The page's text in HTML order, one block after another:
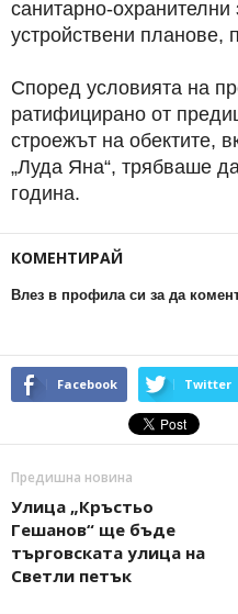
санитарно-
устройствени планове,
Според условията на
ратифицирано от
строежът на обектите,
„Луда Яна“, трябваше
година.
КОМЕНТИРАЙ
Влез в профила си за да
Facebook Twitter
Предишна новина
Улица „Кръстьо
Гешанов“ ще бъде
търговската улица на
Светли петък